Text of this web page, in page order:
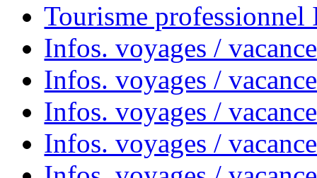
Tourisme
Infos. voyages /
Infos. voyages /
Infos. voyages /
Infos. voyages /